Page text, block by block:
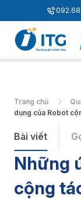
Trang chủ
dụng của Robot
Bài viết
Những
cộng